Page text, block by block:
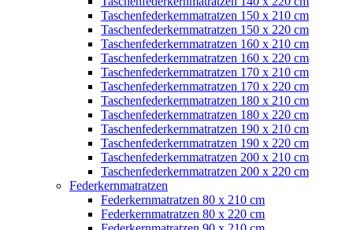
Taschenfederkernmatratzen 150 x 210 cm
Taschenfederkernmatratzen 150 x 220 cm
Taschenfederkernmatratzen 160 x 210 cm
Taschenfederkernmatratzen 160 x 220 cm
Taschenfederkernmatratzen 170 x 210 cm
Taschenfederkernmatratzen 170 x 220 cm
Taschenfederkernmatratzen 180 x 210 cm
Taschenfederkernmatratzen 180 x 220 cm
Taschenfederkernmatratzen 190 x 210 cm
Taschenfederkernmatratzen 190 x 220 cm
Taschenfederkernmatratzen 200 x 210 cm
Taschenfederkernmatratzen 200 x 220 cm
Federkernmatratzen
Federkernmatratzen 80 x 210 cm
Federkernmatratzen 80 x 220 cm